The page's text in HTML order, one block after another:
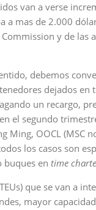
van a verse
a mas de 2.000
y de
debemos
dejados
un recargo,
el segundo
Ming, OOCL (MSC
los casos son
buques en time
que se van a
mayor